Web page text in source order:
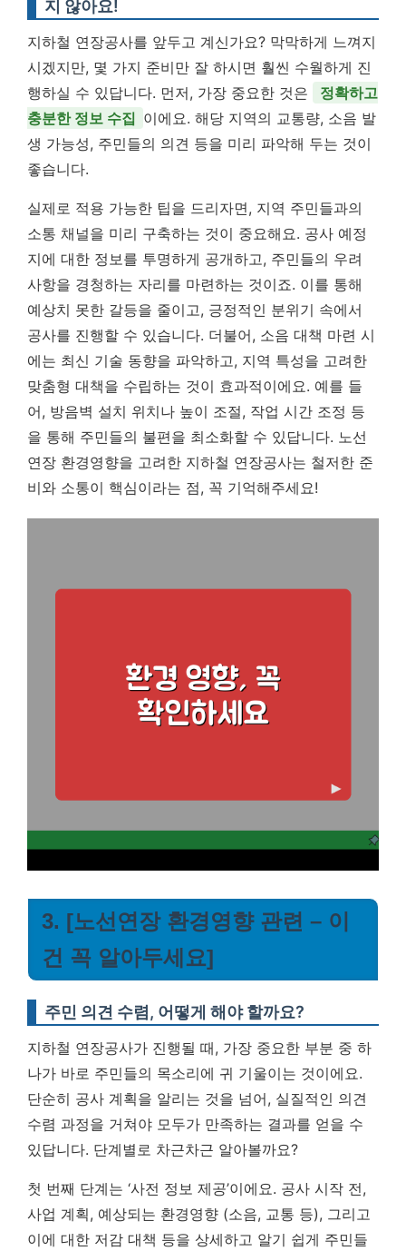
지 않아요!
지하철 연장공사를 앞두고 계신가요? 막막하게 느껴지
시겠지만, 몇 가지 준비만 잘 하시면 훨씬 수월하게 진
행하실 수 있답니다. 먼저, 가장 중요한 것은
정확하고
충분한 정보 수집 이에요. 해당 지역의 교통량, 소음 발
생 가능성, 주민들의 의견 등을 미리 파악해 두는 것이
좋습니다.
실제로 적용 가능한 팁을 드리자면, 지역 주민들과의
소통 채널을 미리 구축하는 것이 중요해요. 공사 예정
지에 대한 정보를 투명하게 공개하고, 주민들의 우려
사항을 경청하는 자리를 마련하는 것이죠. 이를 통해
예상치 못한 갈등을 줄이고, 긍정적인 분위기 속에서
공사를 진행할 수 있습니다. 더불어, 소음 대책 마련 시
에는 최신 기술 동향을 파악하고, 지역 특성을 고려한
맞춤형 대책을 수립하는 것이 효과적이에요. 예를 들
어, 방음벽 설치 위치나 높이 조절, 작업 시간 조정 등
을 통해 주민들의 불편을 최소화할 수 있답니다. 노선
연장 환경영향을 고려한 지하철 연장공사는 철저한 준
비와 소통이 핵심이라는 점, 꼭 기억해주세요!
3. [노선연장 환경영향 관련 – 이
건 꼭 알아두세요]
주민 의견 수렴, 어떻게 해야 할까요?
지하철 연장공사가 진행될 때, 가장 중요한 부분 중 하
나가 바로 주민들의 목소리에 귀 기울이는 것이에요.
단순히 공사 계획을 알리는 것을 넘어, 실질적인 의견
수렴 과정을 거쳐야 모두가 만족하는 결과를 얻을 수
있답니다. 단계별로 차근차근 알아볼까요?
첫 번째 단계는 ‘사전 정보 제공’이에요. 공사 시작 전,
사업 계획, 예상되는 환경영향 (소음, 교통 등), 그리고
이에 대한 저감 대책 등을 상세하고 알기 쉽게 주민들